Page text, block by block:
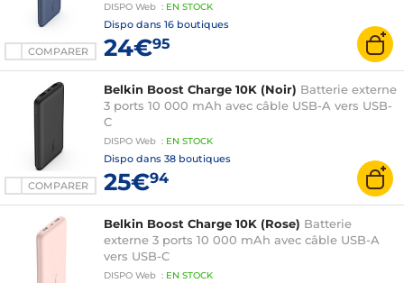
COMPARER
DISPO Web : EN STOCK
Dispo dans 16 boutiques
24€95
COMPARER
Belkin Boost Charge 10K (Noir) Batterie externe
3 ports 10 000 mAh avec câble USB-A vers USB-
C
DISPO Web : EN STOCK
Dispo dans 38 boutiques
25€94
Belkin Boost Charge 10K (Rose) Batterie
externe 3 ports 10 000 mAh avec câble USB-A
vers USB-C
DISPO Web : EN STOCK